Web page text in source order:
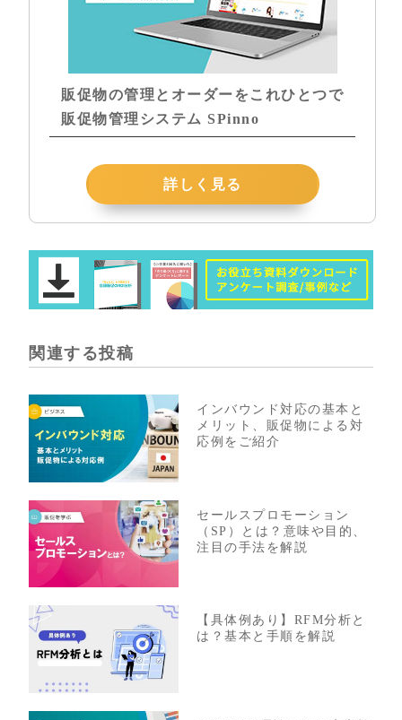
販促物の管理とオーダーをこれひとつで
販促物管理システム SPinno
詳しく見る
関連する投稿
インバウンド対応の基本と
メリット、販促物による対
応例をご紹介
セールスプロモーション
（SP）とは？意味や目的、
注目の手法を解説
【具体例あり】RFM分析と
は？基本と手順を解説